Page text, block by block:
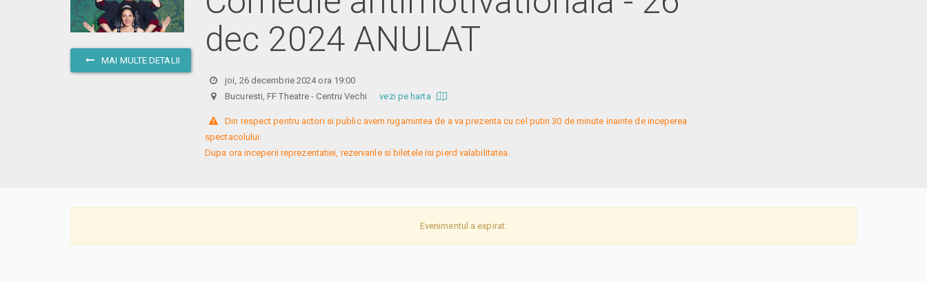
MAI MULTE DETALII
dec 2024 ANULAT
joi, 26 decembrie 2024 ora 19:00
Bucuresti, FF Theatre - Centru Vechivezi pe harta
Din respect pentru actori si public avem rugamintea de a va prezenta cu cel putin 30 de minute inainte de inceperea
spectacolului.
Dupa ora inceperii reprezentatiei, rezervarile si biletele isi pierd valabilitatea.
Evenimentul a expirat.